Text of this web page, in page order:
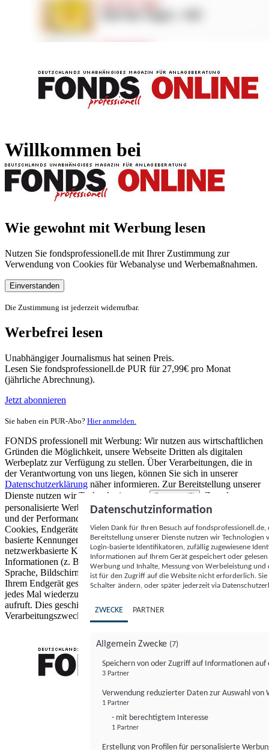
Willkommen bei
Wie gewohnt mit Werbung lesen
Nutzen Sie fondsprofessionell.de mit Ihrer Zustimmung zur
Verwendung von Cookies für Webanalyse und Werbemaßnahmen.
Einverstanden
Die Zustimmung ist jederzeit widerrufbar.
Werbefrei lesen
Unabhängiger Journalismus hat seinen Preis.
Lesen Sie fondsprofessionell.de PUR für 27,99€ pro Monat
(jährliche Abrechnung).
Jetzt abonnieren
Sie haben ein PUR-Abo? Hier anmelden.
FONDS professionell mit Werbung: Wir nutzen aus wirtschaftlichen
Gründen die Möglichkeit, unsere Webseite Dritten als digitalen
Werbeplatz zur Verfügung zu stellen. Über Verarbeitungen, die in
der Verantwortung von uns liegen, können Sie sich in unserer
Datenschutzerklärung näher informieren. Zur Bereitstellung unserer
Dienste nutzen wir Technologien von
Partnern (5)
. Zwecke:
personalisierte Werbung und Inhalte, Messung von Werbeleistung
und der Performance von Inhalten sowie Zielgruppenforschung.
Cookies, Endgeräte- oder ähnliche Online-Kennungen (z. B. login-
basierte Kennungen, zufällig generierte Kennungen,
netzwerkbasierte Kennungen) können zusammen mit anderen
Informationen (z. B. Browsertyp und Browserinformationen,
Sprache, Bildschirmgröße, unterstützte Technologien usw.) auf
Ihrem Endgerät gespeichert oder von dort ausgelesen werden, um es
jedes Mal wiederzuerkennen, wenn es eine App oder einer Webseite
aufruft. Dies geschieht für einen oder mehrere der hier aufgeführten
Verarbeitungszwecke.
Datenschutzinformation
Vielen Dank für Ihren Besuch auf
Bereitstellung unserer Dienste nutzen wir Technologien
Login-basierte Identifikatoren, zufällig zugewiesene
Informationen auf Ihrem Gerät gespeichert oder
Werbung und Inhalte, Messung von Werbeleistung
ist für den Zugriff auf die Website nicht erforderlich.
Schalter ändern, oder später jederzeit via
ZWECKE PARTNER
Allgemein Zwecke (7)
Speichern von oder Zugriff auf Informationen auf
3 Partner
Verwendung reduzierter Daten zur Auswahl von
1 Partner
- mit berechtigtem Interesse
1 Partner
Erstellung von Profilen für personalisierte
FONDS professionell